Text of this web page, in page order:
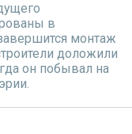
в
монтаж
доложили
он побывал на